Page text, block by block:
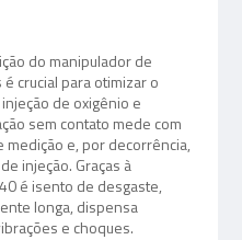
do manipulador de
crucial para otimizar o
de oxigênio e
sem contato mede com
medição e, por decorrência,
injeção. Graças à
é isento de desgaste,
longa, dispensa
e choques.